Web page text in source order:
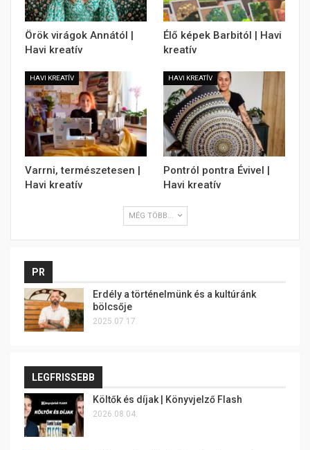
Örök virágok Annától |
Havi kreatív
Élő képek Barbitól | Havi
kreatív
HAVI KREATÍV
Varrni, természetesen |
Havi kreatív
HAVI KREATÍV
Pontról pontra Évivel |
Havi kreatív
MÉG TÖBB...
PR
Erdély a történelmünk és a kultúránk
bölcsője
2025.07.17.
LEGFRISSEBB
Költők és díjak | Könyvjelző Flash
2026.08.04.